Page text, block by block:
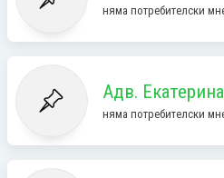
няма потребителски
Адв.
няма потребителски